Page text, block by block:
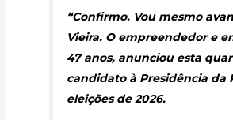
“Confirmo. Vou mesmo
Vieira. O empreendedor e
47 anos, anunciou esta
candidato à Presidência da
eleições de 2026.